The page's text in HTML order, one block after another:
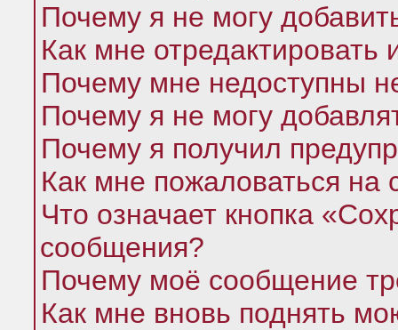
Почему я не могу
Как мне отредактировать
Почему мне недоступны
Почему я не могу
Почему я получил
Как мне пожаловаться
Что означает кнопка
сообщения?
Почему моё сообщение
Как мне вновь поднять